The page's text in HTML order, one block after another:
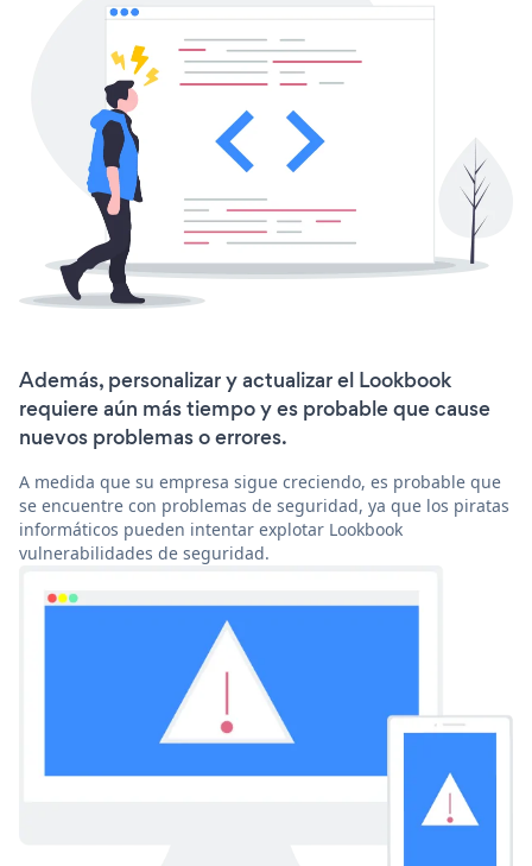
Además, personalizar y actualizar el Lookbook
requiere aún más tiempo y es probable que cause
nuevos problemas o errores.
A medida que su empresa sigue creciendo, es probable que
se encuentre con problemas de seguridad, ya que los piratas
informáticos pueden intentar explotar Lookbook
vulnerabilidades de seguridad.